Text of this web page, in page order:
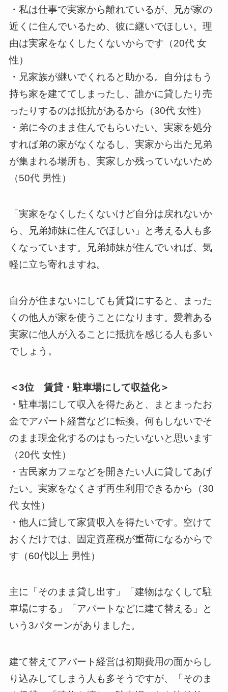
・私は仕事で実家から離れているが、兄が家の
近くに住んでいるため、彼に継いでほしい。理
由は実家をなくしたくないからです（20代 女
性）
・兄家族が継いでくれると助かる。自分はもう
持ち家を建ててしまったし、誰かに貸したり売
ったりするのは抵抗があるから（30代 女性）
・弟に今のまま住んでもらいたい。実家を処分
すれば弟の家がなくなるし、実家から出た兄弟
が集まれる場所も、実家しか残っていないため
（50代 男性）
「実家をなくしたくないけど自分は戻れないか
ら、兄弟姉妹に住んでほしい」と考える人も多
くなっています。兄弟姉妹が住んでいれば、気
軽に立ち寄れますね。
自分が住まないにしても賃貸にすると、まった
くの他人が家を使うことになります。愛着ある
実家に他人が入ることに抵抗を感じる人も多い
でしょう。
＜3位 賃貸・駐車場にして収益化＞
・駐車場にして収入を得たあと、まとまったお
金でアパート経営などに転換。何もしないでそ
のまま現金化するのはもったいないと思います
（20代 女性）
・古民家カフェなどを開きたい人に貸してあげ
たい。実家をなくさず再生利用できるから（30
代 女性）
・他人に貸して家賃収入を得たいです。空けて
おくだけでは、固定資産税が重荷になるからで
す（60代以上 男性）
主に「そのまま貸し出す」「建物はなくして駐
車場にする」「アパートなどに建て替える」と
いう3パターンがありました。
建て替えてアパート経営は初期費用の面からし
り込みしてしまう人も多そうですが、「そのま